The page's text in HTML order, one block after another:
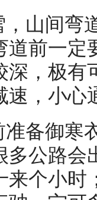
山间弯
道前一
深，极有
速，小心
备御寒
多公路会
来个小时